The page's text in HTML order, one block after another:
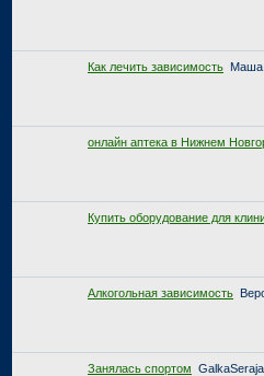
Как лечить зависимость Маша
онлайн аптека в Нижнем
Купить оборудование для
Алкогольная зависимость
Занялась спортом GalkaSeraja